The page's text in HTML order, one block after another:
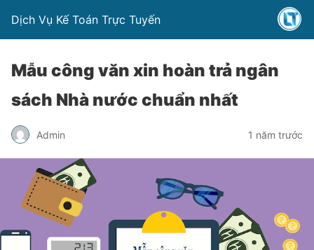
Dịch Vụ Kế Toán Trực Tuyến
Mẫu công văn xin hoàn trả ngân
sách Nhà nước chuẩn nhất
Admin 1 năm trước